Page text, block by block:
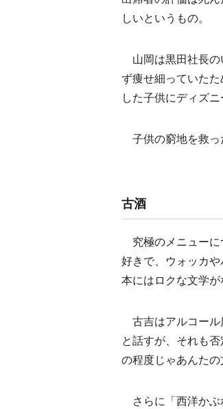
しいというもの。
山岡は黒田社長の
ず痩せ細っていた
した子供にディズ
子供の窮地を救っ
古酒
究極のメニューに
好きで、ウォッカ
本にはロクな文学が
古吉はアルコール
と話すが、それも
の程度じゃあんた
さらに「西洋かぶ